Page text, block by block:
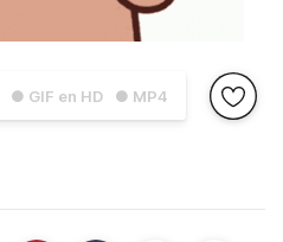
● GIF en HD ● MP4